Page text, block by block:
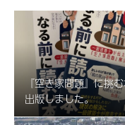
『空き家問題』に挑
出版しました。